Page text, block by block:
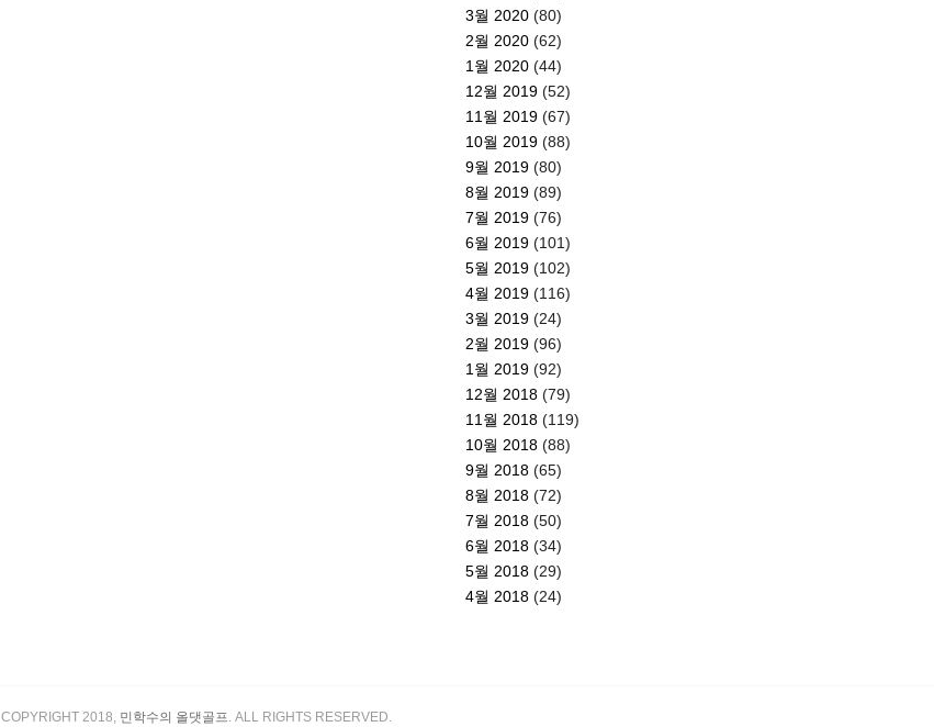
3월 2020 (80)
2월 2020 (62)
1월 2020 (44)
12월 2019 (52)
11월 2019 (67)
10월 2019 (88)
9월 2019 (80)
8월 2019 (89)
7월 2019 (76)
6월 2019 (101)
5월 2019 (102)
4월 2019 (116)
3월 2019 (24)
2월 2019 (96)
1월 2019 (92)
12월 2018 (79)
11월 2018 (119)
10월 2018 (88)
9월 2018 (65)
8월 2018 (72)
7월 2018 (50)
6월 2018 (34)
5월 2018 (29)
4월 2018 (24)
COPYRIGHT 2018, 민학수의 올댓골프. ALL RIGHTS RESERVED.